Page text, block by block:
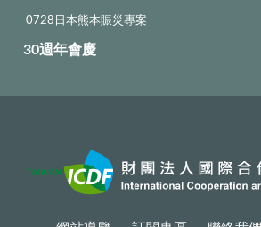
0728日本熊本賑災專案
30週年會慶